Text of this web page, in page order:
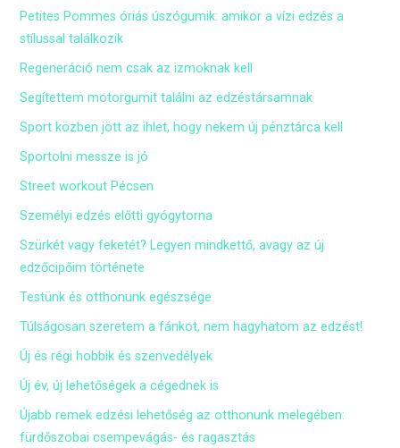
Petites Pommes óriás úszógumik: amikor a vízi edzés a
stílussal találkozik
Regeneráció nem csak az izmoknak kell
Segítettem motorgumit találni az edzéstársamnak
Sport közben jött az ihlet, hogy nekem új pénztárca kell
Sportolni messze is jó
Street workout Pécsen
Személyi edzés előtti gyógytorna
Szürkét vagy feketét? Legyen mindkettő, avagy az új
edzőcipőim története
Testünk és otthonunk egészsége
Túlságosan szeretem a fánkot, nem hagyhatom az edzést!
Új és régi hobbik és szenvedélyek
Új év, új lehetőségek a cégednek is
Újabb remek edzési lehetőség az otthonunk melegében:
fürdőszobai csempevágás- és ragasztás